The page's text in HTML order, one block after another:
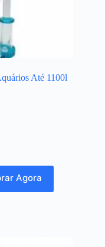
Até 1100l
Agora